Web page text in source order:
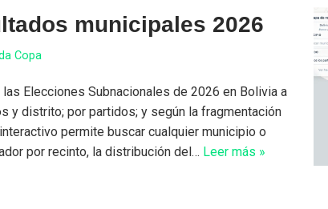
municipales 2026
Copa
Elecciones Subnacionales de 2026 en Bolivia a
y distrito; por partidos; y según la fragmentación
permite buscar cualquier municipio o
por recinto, la distribución del… Leer más »